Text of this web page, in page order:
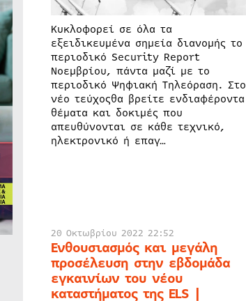
Κυκλοφορεί σε όλα τα
εξειδικευμένα σημεία διανομής το
περιοδικό Security Report
Νοεμβρίου, πάντα μαζί με το
περιοδικό Ψηφιακή Τηλεόραση. Στο
νέο τεύχοςθα βρείτε ενδιαφέροντα
θέματα και δοκιμές που
απευθύνονται σε κάθε τεχνικό,
ηλεκτρονικό ή επαγ…
20 Οκτωβρίου 2022 22:52
Ενθουσιασμός και μεγάλη
προσέλευση στην εβδομάδα
εγκαινίων του νέου
καταστήματος της ELS |